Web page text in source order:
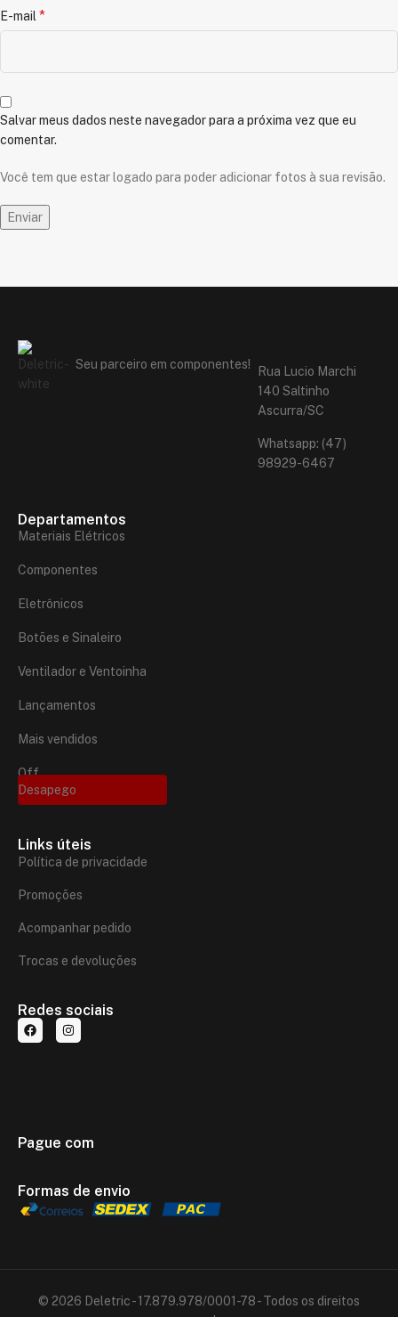
E-mail *
Salvar meus dados neste navegador para a próxima vez que eu
comentar.
Você tem que estar logado para poder adicionar fotos à sua revisão.
Seu parceiro em componentes!
Rua Lucio Marchi
140 Saltinho
Ascurra/SC
Whatsapp: (47)
98929-6467
Departamentos
Materiais Elétricos
Componentes
Eletrônicos
Botões e Sinaleiro
Ventilador e Ventoinha
Lançamentos
Mais vendidos
Off
Desapego
Links úteis
Política de privacidade
Promoções
Acompanhar pedido
Trocas e devoluções
Redes sociais
Pague com
Formas de envio
© 2026 Deletric - 17.879.978/0001-78 - Todos os direitos